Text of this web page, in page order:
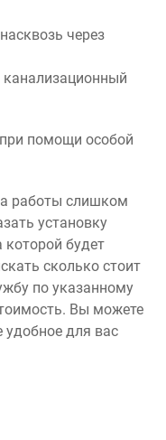
через
канализационный
помощи особой
работы слишком
установку
будет
сколько стоит
по указанному
Вы можете
для вас